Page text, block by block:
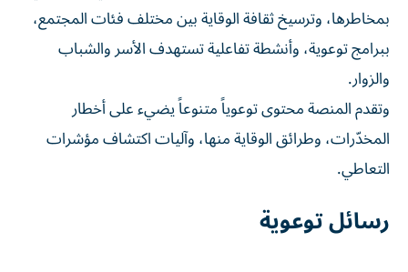
بمخاطرها، وترسيخ ثقافة الوقاية بين مختلف فئات المجتمع،
ببرامج توعوية، وأنشطة تفاعلية تستهدف الأسر والشباب
والزوار.
وتقدم المنصة محتوى توعوياً متنوعاً يضيء على أخطار
المخدّرات، وطرائق الوقاية منها، وآليات اكتشاف مؤشرات
التعاطي.
رسائل توعوية